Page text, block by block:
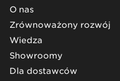
O nas
Zrównoważony rozwój
Wiedza
Showroomy
Dla dostawców